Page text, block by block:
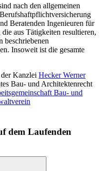
nach den allgemeinen
Beratenden Ingenieuren für
aus Tätigkeiten resultieren,
beschriebenen
Insoweit ist die gesamte
Kanzlei Hecker Werner
Bau- und Architektenrecht
Bau- und
dem Laufenden